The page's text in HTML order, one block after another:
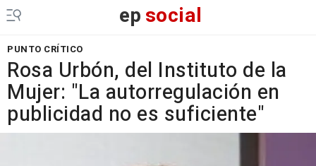
epsocial
PUNTO CRÍTICO
Rosa Urbón, del Instituto de la
Mujer: "La autorregulación en
publicidad no es suficiente"